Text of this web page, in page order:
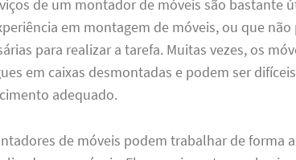
de um montador de móveis são bastante
em montagem de móveis, ou que
para realizar a tarefa. Muitas vezes, os
em caixas desmontadas e podem ser
adequado.
de móveis podem trabalhar de forma